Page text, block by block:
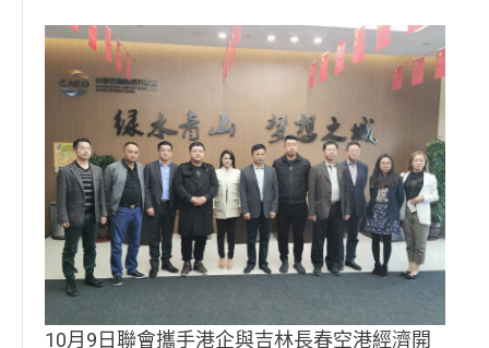
10月9日聯會攜手港企與吉林長春空港經濟開